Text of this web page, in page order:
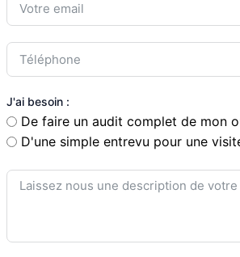
J'ai besoin :
De faire un audit complet de mon
D'une simple entrevu pour une